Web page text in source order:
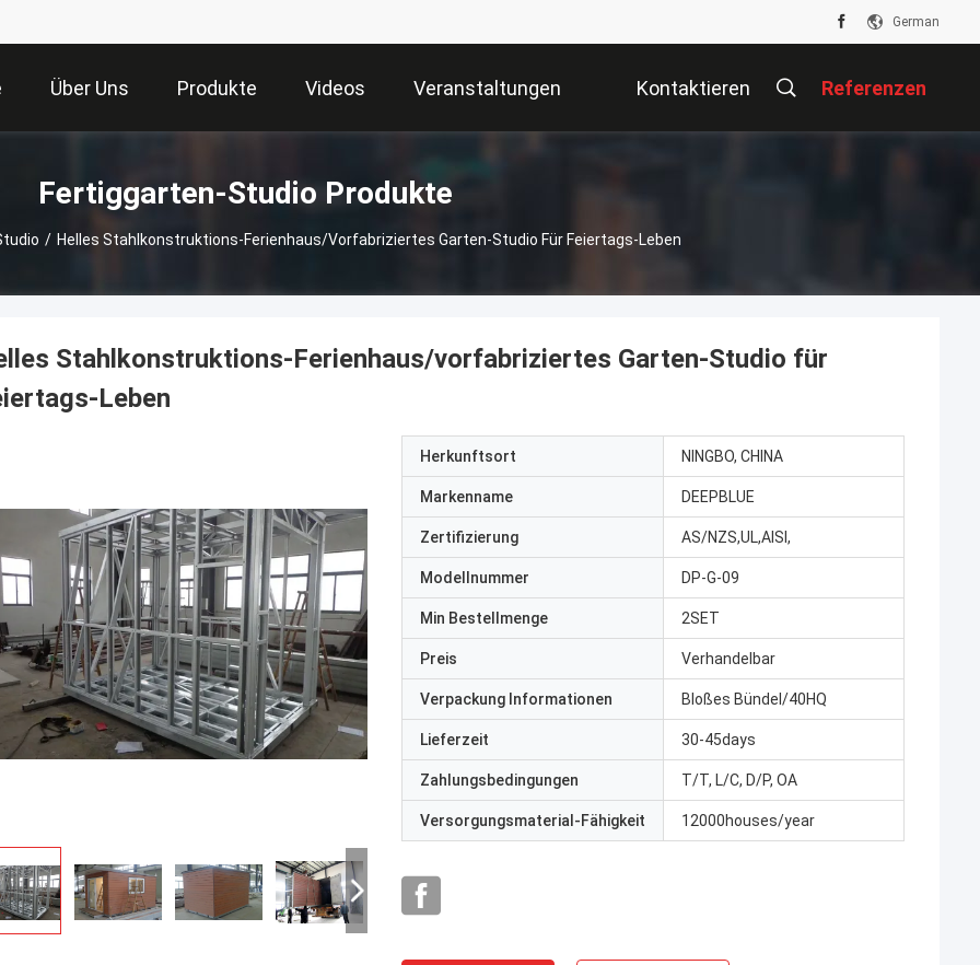
German
Über Uns Produkte Videos Veranstaltungen Kontaktieren Referenzen
Fertiggarten-Studio Produkte
/ Helles Stahlkonstruktions-Ferienhaus/vorfabriziertes Garten-Studio Für Feiertags-Leben
Stahlkonstruktions-Ferienhaus/vorfabriziertes Garten-Studio für
Leben
Herkunftsort NINGBO, CHINA
Markenname DEEPBLUE
Zertifizierung AS/NZS,UL,AISI,
Modellnummer DP-G-09
Min Bestellmenge 2SET
Preis Verhandelbar
Verpackung Informationen Bloßes Bündel/40HQ
Lieferzeit 30-45days
Zahlungsbedingungen T/T, L/C, D/P, OA
Versorgungsmaterial-Fähigkeit 12000houses/year